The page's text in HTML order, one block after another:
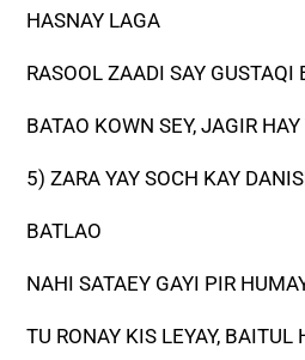
HASNAY LAGA
RASOOL ZAADI SAY GUSTAQI
BATAO KOWN SEY, JAGIR
5) ZARA YAY SOCH KAY
BATLAO
NAHI SATAEY GAYI PIR
TU RONAY KIS LEYAY, BAITUL